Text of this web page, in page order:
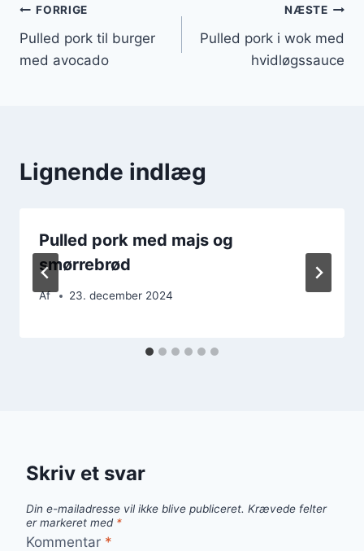
Indlægsnavigation
FORRIGE
Pulled pork til burger
med avocado
NÆSTE
Pulled pork i wok med
hvidløgssauce
Lignende indlæg
Pulled pork med majs og
smørrebrød
Af 23. december 2024
Skriv et svar
Din e-mailadresse vil ikke blive publiceret. Krævede felter
er markeret med *
Kommentar *